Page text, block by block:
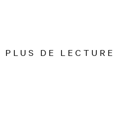
PLUS DE LECTURE